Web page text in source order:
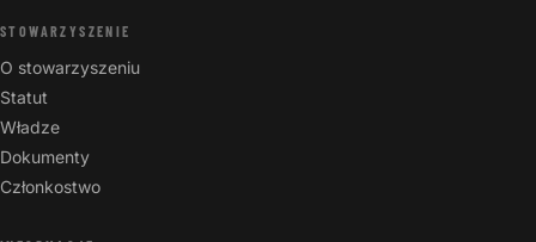
STOWARZYSZENIE
O stowarzyszeniu
Statut
Władze
Dokumenty
Członkostwo